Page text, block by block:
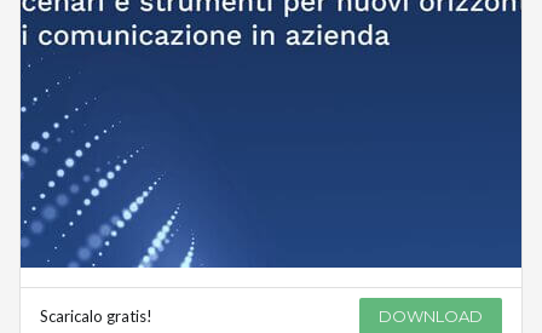
Scaricalo gratis! DOWNLOAD